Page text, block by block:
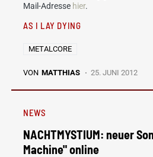
Mail-Adresse hier.
AS I LAY DYING
METALCORE
VON MATTHIAS 25. JUNI 2012
NEWS
NACHTMYSTIUM: neuer
Machine" online